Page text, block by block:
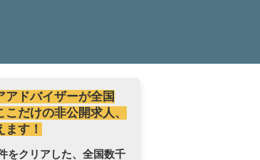
アドバイザーが全国
だけの非公開求人、
ます！
をクリアした、全国数千